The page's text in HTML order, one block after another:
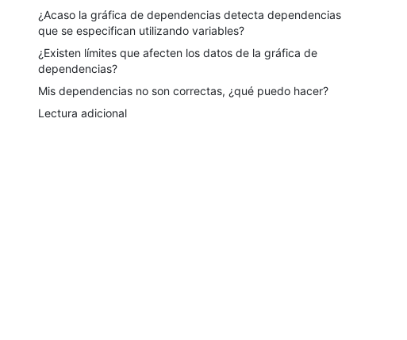
¿Acaso la gráfica de dependencias detecta dependencias
que se especifican utilizando variables?
¿Existen límites que afecten los datos de la gráfica de
dependencias?
Mis dependencias no son correctas, ¿qué puedo hacer?
Lectura adicional